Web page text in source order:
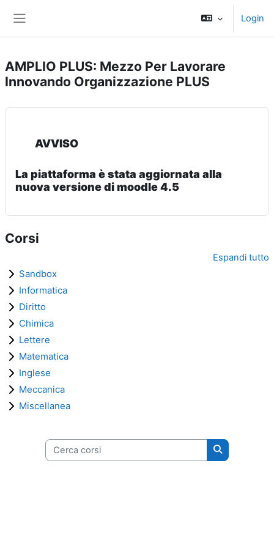
Login
AMPLIO PLUS: Mezzo Per Lavorare
Innovando Organizzazione PLUS
AVVISO
La piattaforma è stata aggiornata alla
nuova versione di moodle 4.5
Corsi
Espandi tutto
Sandbox
Informatica
Diritto
Chimica
Lettere
Matematica
Inglese
Meccanica
Miscellanea
Cerca corsi
Cerca corsi